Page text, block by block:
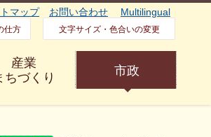
マップ お問い合わせ Multilingual
仕方 文字サイズ・色合いの変更
産業
ちづくり
市政